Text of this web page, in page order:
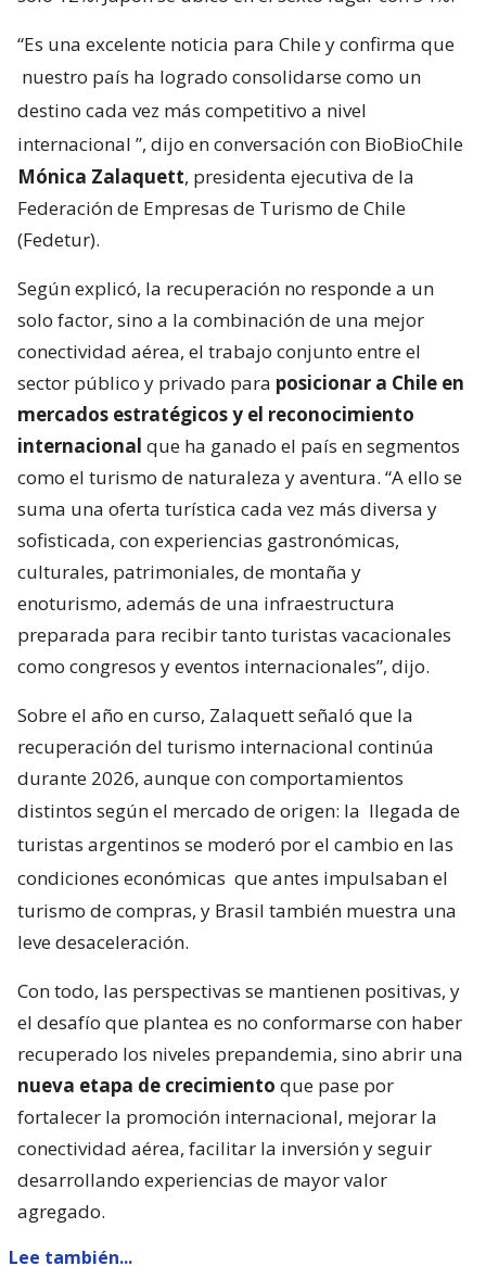
“Es una excelente noticia para Chile y confirma que
nuestro país ha logrado consolidarse como un
destino cada vez más competitivo a nivel
internacional ”, dijo en conversación con BioBioChile
Mónica Zalaquett, presidenta ejecutiva de la
Federación de Empresas de Turismo de Chile
(Fedetur).
Según explicó, la recuperación no responde a un
solo factor, sino a la combinación de una mejor
conectividad aérea, el trabajo conjunto entre el
sector público y privado para posicionar a Chile en
mercados estratégicos y el reconocimiento
internacional que ha ganado el país en segmentos
como el turismo de naturaleza y aventura. “A ello se
suma una oferta turística cada vez más diversa y
sofisticada, con experiencias gastronómicas,
culturales, patrimoniales, de montaña y
enoturismo, además de una infraestructura
preparada para recibir tanto turistas vacacionales
como congresos y eventos internacionales”, dijo.
Sobre el año en curso, Zalaquett señaló que la
recuperación del turismo internacional continúa
durante 2026, aunque con comportamientos
distintos según el mercado de origen: la llegada de
turistas argentinos se moderó por el cambio en las
condiciones económicas que antes impulsaban el
turismo de compras, y Brasil también muestra una
leve desaceleración.
Con todo, las perspectivas se mantienen positivas, y
el desafío que plantea es no conformarse con haber
recuperado los niveles prepandemia, sino abrir una
nueva etapa de crecimiento que pase por
fortalecer la promoción internacional, mejorar la
conectividad aérea, facilitar la inversión y seguir
desarrollando experiencias de mayor valor
agregado.
Lee también...